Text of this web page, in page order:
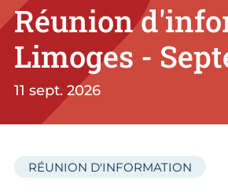
Réunion
Limoges -
11 sept. 2026
RÉUNION D'INFORMATION